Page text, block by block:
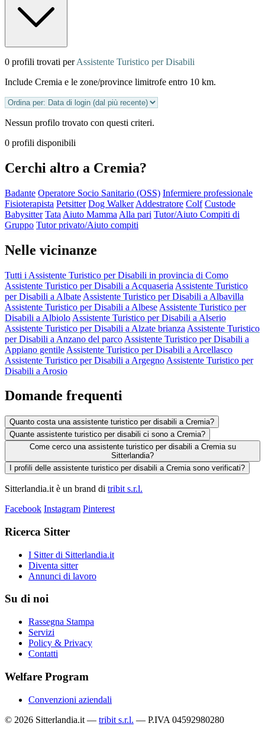
0 profili trovati perAssistente Turistico per Disabili
Include Cremia e le zone/province limitrofe entro 10 km.
Nessun profilo trovato con questi criteri.
0 profili disponibili
Cerchi altro a Cremia?
Badante Operatore Socio Sanitario (OSS) Infermiere professionale
Fisioterapista Petsitter Dog Walker Addestratore Colf Custode
Babysitter Tata Aiuto Mamma Alla pari Tutor/Aiuto Compiti di
Gruppo Tutor privato/Aiuto compiti
Nelle vicinanze
Tutti i Assistente Turistico per Disabili in provincia di Como
Assistente Turistico per Disabili a Acquaseria Assistente Turistico
per Disabili a Albate Assistente Turistico per Disabili a Albavilla
Assistente Turistico per Disabili a Albese Assistente Turistico per
Disabili a Albiolo Assistente Turistico per Disabili a Alserio
Assistente Turistico per Disabili a Alzate brianza Assistente Turistico
per Disabili a Anzano del parco Assistente Turistico per Disabili a
Appiano gentile Assistente Turistico per Disabili a Arcellasco
Assistente Turistico per Disabili a Argegno Assistente Turistico per
Disabili a Arosio
Domande frequenti
Quanto costa una assistente turistico per disabili a Cremia?
Quante assistente turistico per disabili ci sono a Cremia?
Come cerco una assistente turistico per disabili a Cremia su
Sitterlandia?
I profili delle assistente turistico per disabili a Cremia sono verificati?
Sitterlandia.it è un brand di tribit s.r.l.
Facebook Instagram Pinterest
Ricerca Sitter
I Sitter di Sitterlandia.it
Diventa sitter
Annunci di lavoro
Su di noi
Rassegna Stampa
Servizi
Policy & Privacy
Contatti
Welfare Program
Convenzioni aziendali
© 2026 Sitterlandia.it — tribit s.r.l. — P.IVA 04592980280